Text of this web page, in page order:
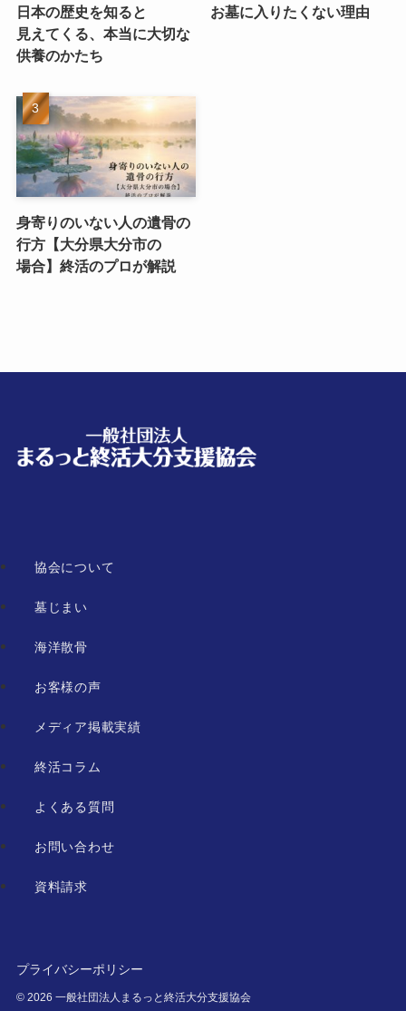
日本の​歴史を​知ると​
見えてくる、​本当に​大切な​
供養のかたち
お墓に​入りたくない​理由
身寄りのいない​人の​遺骨の​
行方​【大分県大分市の​
場合】終活の​プロが​解説
協会について
墓じまい
海洋散骨
お客様の声
メディア掲載実績
終活コラム
よくある質問
お問い合わせ
資料請求
©2026 一般社団法人まるっと終活大分支援協会
プライバシーポリシー